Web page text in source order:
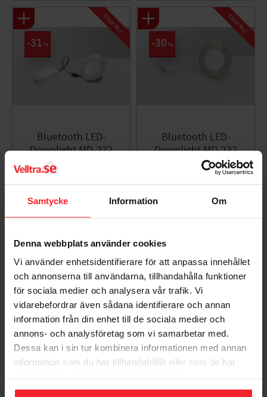
Samtycke Information Om
Denna webbplats använder cookies
Vi använder enhetsidentifierare för att anpassa innehållet
och annonserna till användarna, tillhandahålla funktioner
för sociala medier och analysera vår trafik. Vi
vidarebefordrar även sådana identifierare och annan
information från din enhet till de sociala medier och
annons- och analysföretag som vi samarbetar med.
Dessa kan i sin tur kombinera informationen med annan
information som du har tillhandahållit eller som de har
Bluetooth LED-
Downlight MD-232
Tune, 10W, Krom,
Malmbergs 9974719
EL9974719
597
31 %
KAMPANJ!
Lägg till i favoriter
Bluetooth LED-
Downlight MD-232
Tune, 10W, Satin,
Malmbergs 9974647
EL9974647
30 %
KAMPANJ!
Bluetooth LED-
31 %
KAMPANJ!
Bluetooth LED-
28 %
KAMPANJ!